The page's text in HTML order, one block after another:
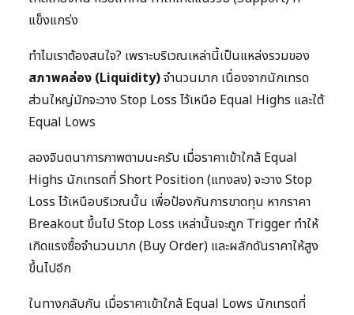
แข็งแกร่ง
ทำไมเราต้องสนใจ? เพราะบริเวณเหล่านี้เป็นแหล่งรวมของ
สภาพคล่อง (Liquidity)จำนวนมาก เนื่องจากนักเทรด
ส่วนใหญ่มักจะวาง Stop Loss ไว้เหนือ Equal Highs และใต้
Equal Lows
ลองจินตนาการภาพตามนะครับ เมื่อราคาเข้าใกล้ Equal
Highs นักเทรดที่ Short Position (แทงลง) จะวาง Stop
Loss ไว้เหนือบริเวณนั้น เพื่อป้องกันการขาดทุน หากราคา
Breakout ขึ้นไป Stop Loss เหล่านั้นจะถูก Trigger ทำให้
เกิดแรงซื้อจำนวนมาก (Buy Order) และผลักดันราคาให้สูง
ขึ้นไปอีก
ในทางกลับกัน เมื่อราคาเข้าใกล้ Equal Lows นักเทรดที่